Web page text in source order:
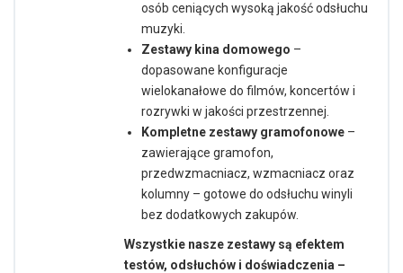
osób ceniących wysoką jakość odsłuchu
muzyki.
Zestawy kina domowego –
dopasowane konfiguracje
wielokanałowe do filmów, koncertów i
rozrywki w jakości przestrzennej.
Kompletne zestawy gramofonowe –
zawierające gramofon,
przedwzmacniacz, wzmacniacz oraz
kolumny – gotowe do odsłuchu winyli
bez dodatkowych zakupów.
Wszystkie nasze zestawy są efektem
testów, odsłuchów i doświadczenia –